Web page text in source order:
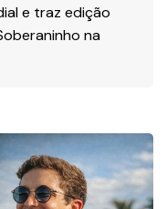
e traz edição
na